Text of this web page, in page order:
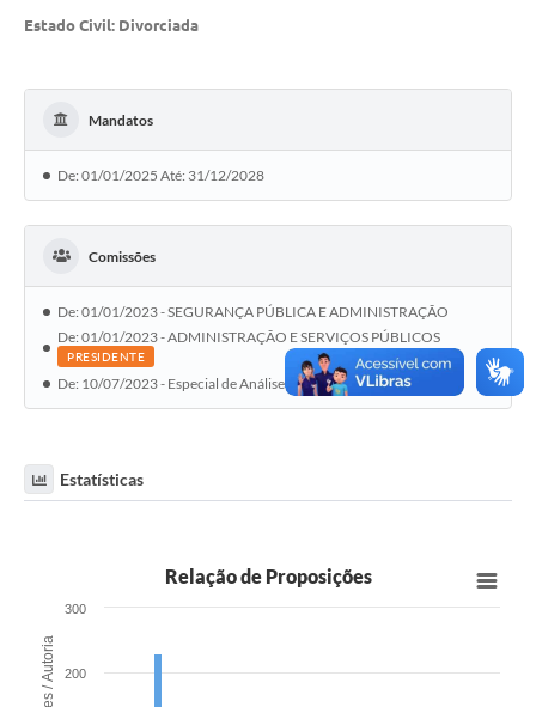
Estado Civil: Divorciada
Mandatos
De: 01/01/2025 Até: 31/12/2028
Comissões
De: 01/01/2023 - SEGURANÇA PÚBLICA E ADMINISTRAÇÃO
De: 01/01/2023 - ADMINISTRAÇÃO E SERVIÇOS PÚBLICOS
PRESIDENTE
De: 10/07/2023 - Especial de Análise de Emenda à Lei Orgânica
Estatísticas
Relação de Proposições
200
300